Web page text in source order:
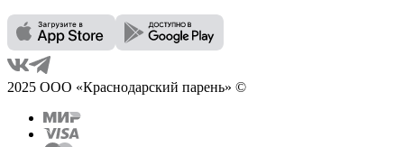
2025 ООО «Краснодарский парень» ©